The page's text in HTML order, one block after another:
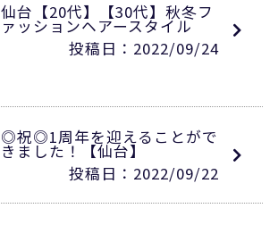
仙台【20代】【30代】秋冬フ
ァッションヘアースタイル
投稿日：2022/09/24
◎祝◎1周年を迎えることがで
きました！【仙台】
投稿日：2022/09/22